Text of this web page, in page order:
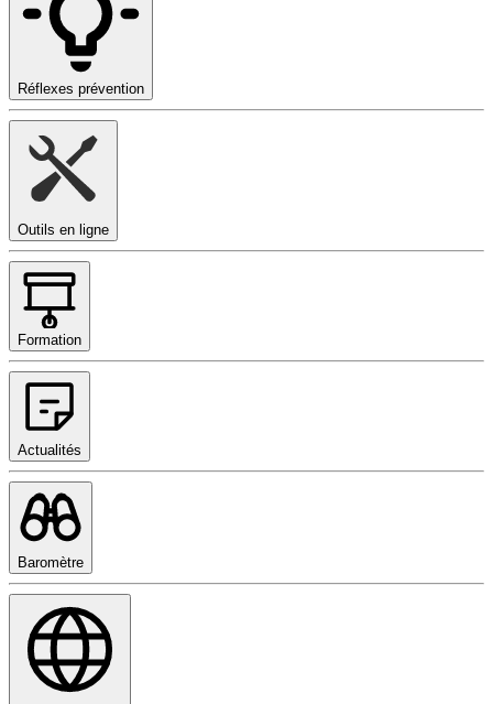
Réflexes prévention
Outils en ligne
Formation
Actualités
Baromètre